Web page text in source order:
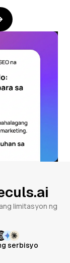
limitasyon ng
serbisyo